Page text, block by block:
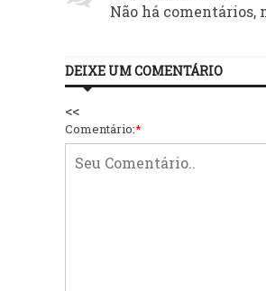
Não há comentários,
DEIXE UM COMENTÁRIO
<<
Comentário:*